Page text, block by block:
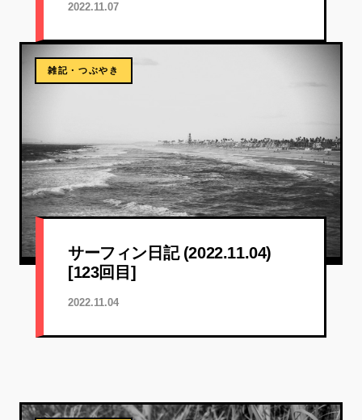
2022.11.07
雑記・つぶやき
サーフィン日記 (2022.11.04)
[123回目]
2022.11.04